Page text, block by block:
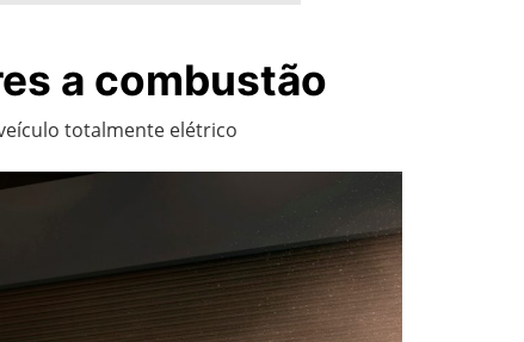
a combustão
totalmente elétrico